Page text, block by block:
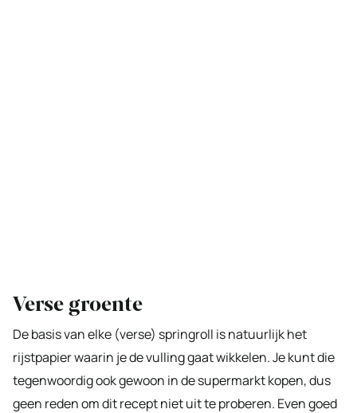
Verse groente
De basis van elke (verse) springroll is natuurlijk het
rijstpapier waarin je de vulling gaat wikkelen. Je kunt die
tegenwoordig ook gewoon in de supermarkt kopen, dus
geen reden om dit recept niet uit te proberen. Even goed